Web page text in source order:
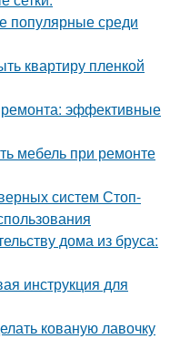
популярные среди
квартиру пленкой
эффективные
мебель при ремонте
систем Стоп-
дома из бруса:
инструкция для
кованую лавочку